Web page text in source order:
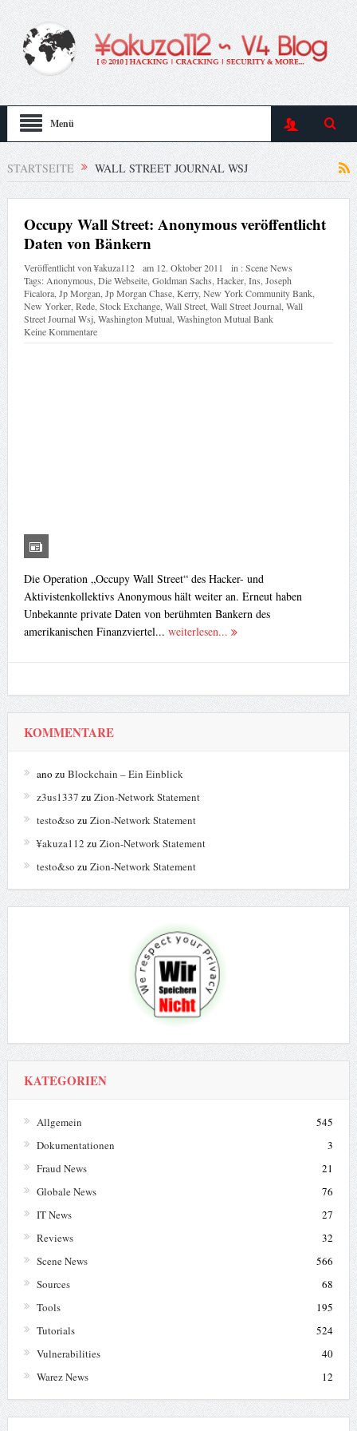
Menü
STARTSEITE WALL STREET JOURNAL WSJ
Occupy Wall Street: Anonymous veröffentlicht
Daten von Bänkern
Veröffentlicht von¥akuza112 am 12. Oktober 2011 in :Scene News
Tags: Anonymous Die Webseite, Goldman Sachs Hacker, Ins Joseph
Ficalora, Jp Morgan Jp Morgan Chase, Kerry, New York Community Bank,
New Yorker, Rede, Stock Exchange, Wall Street, Wall Street Journal, Wall
Street Journal Wsj, Washington Mutual, Washington Mutual Bank
Keine Kommentare
anozuBlockchain – Ein Einblick
z3us1337zu Zion-Network Statement
testo&so zu Zion-Network Statement
IT News
27
Reviews
Sources
68
Tools
195
Tutorials
524
Vulnerabilities
40
Warez News
12